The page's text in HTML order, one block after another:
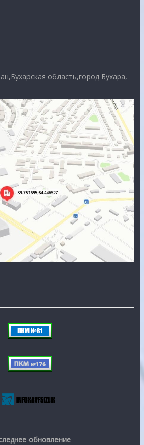
область,город Бухара,
обновление